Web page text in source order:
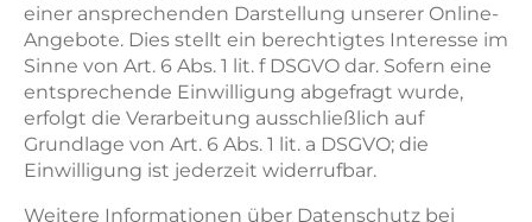
einer ansprechenden Darstellung unserer Online-
Angebote. Dies stellt ein berechtigtes Interesse im
Sinne von Art. 6 Abs. 1 lit. f DSGVO dar. Sofern eine
entsprechende Einwilligung abgefragt wurde,
erfolgt die Verarbeitung ausschließlich auf
Grundlage von Art. 6 Abs. 1 lit. a DSGVO; die
Einwilligung ist jederzeit widerrufbar.
Weitere Informationen über Datenschutz bei